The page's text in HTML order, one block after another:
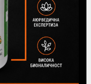
Himalaya Wellness,